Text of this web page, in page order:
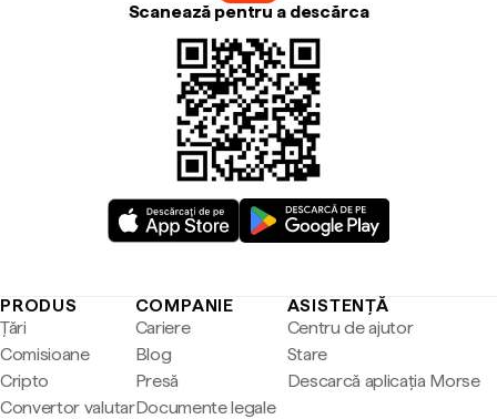
Scanează pentru a descărca
PRODUS
Țări
Comisioane
Cripto
Convertor valutar
COMPANIE
Cariere
Blog
Presă
Documente legale
ASISTENȚĂ
Centru de ajutor
Stare
Descarcă aplicația Morse